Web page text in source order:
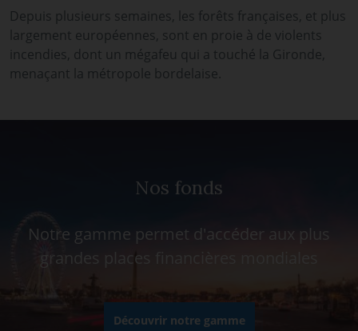
Depuis plusieurs semaines, les forêts françaises, et plus
largement européennes, sont en proie à de violents
incendies, dont un mégafeu qui a touché la Gironde,
menaçant la métropole bordelaise.
Nos fonds
Notre gamme permet d'accéder aux plus
grandes places financières mondiales
Découvrir notre gamme